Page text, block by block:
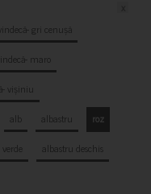
gri cenușă
maro
vișiniu
alb albastru
roz
verde
albastru deschis